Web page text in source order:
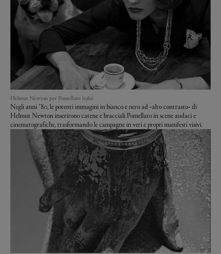
Helmut Newton per Pomellato (1982)
Negli anni ’80, le potenti immagini in bianco e nero ad ‑alto contrasto‑ di
Helmut Newton inserirono catene e bracciali Pomellato in scene audaci e
cinematografiche, trasformando le campagne in veri e propri manifesti visivi.